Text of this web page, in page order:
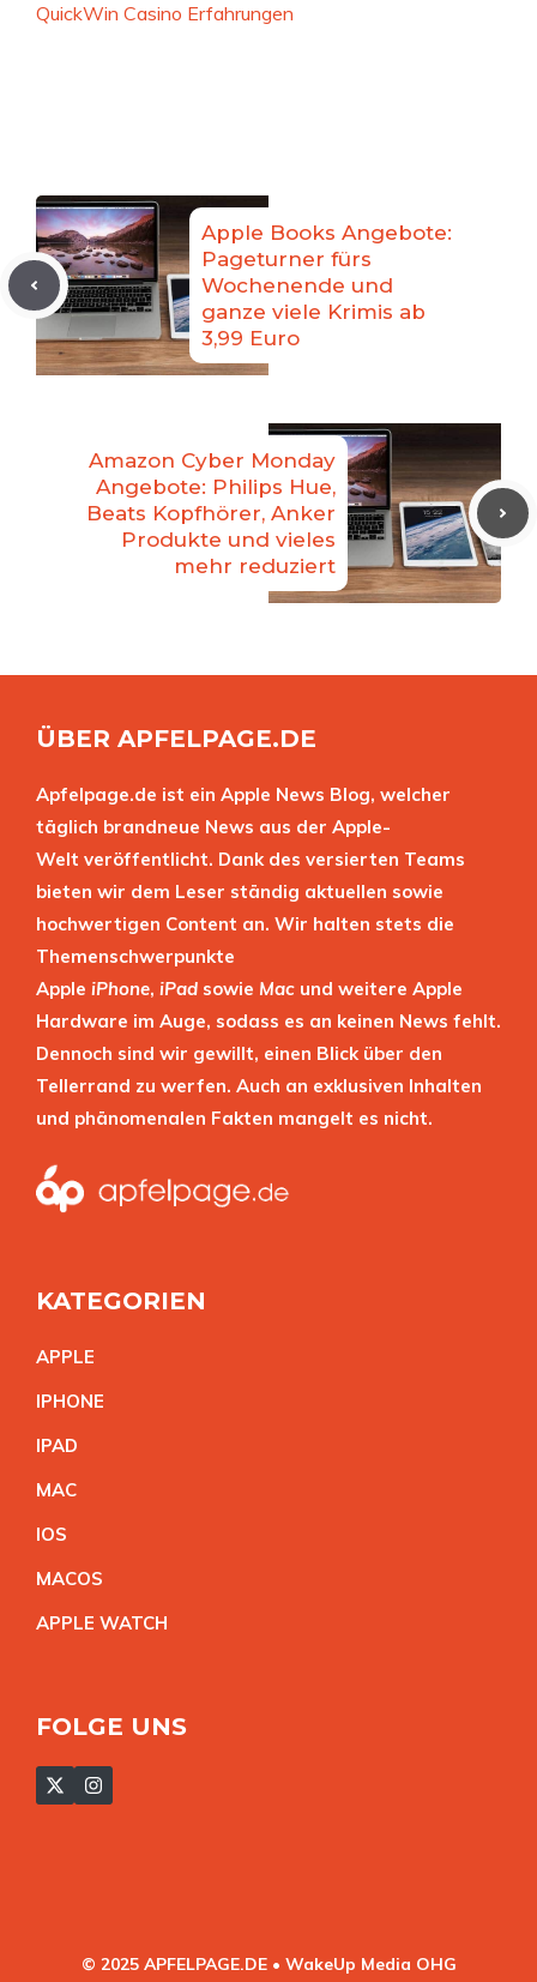
QuickWin Casino Erfahrungen
Apple Books Angebote:
Pageturner fürs
Wochenende und
ganze viele Krimis ab
3,99 Euro
Amazon Cyber Monday
Angebote: Philips Hue,
Beats Kopfhörer, Anker
Produkte und vieles
mehr reduziert
ÜBER APFELPAGE.DE
Apfelpage.de ist ein Apple News Blog, welcher
täglich brandneue News aus der Apple-
Welt veröffentlicht. Dank des versierten Teams
bieten wir dem Leser ständig aktuellen sowie
hochwertigen Content an. Wir halten stets die
Themenschwerpunkte
Apple iPhone, iPad sowie Mac und weitere Apple
Hardware im Auge, sodass es an keinen News fehlt.
Dennoch sind wir gewillt, einen Blick über den
Tellerrand zu werfen. Auch an exklusiven Inhalten
und phänomenalen Fakten mangelt es nicht.
KATEGORIEN
APPLE
IPHONE
IPAD
MAC
IOS
MACOS
APPLE WATCH
FOLGE UNS
© 2025 APFELPAGE.DE • WakeUp Media OHG